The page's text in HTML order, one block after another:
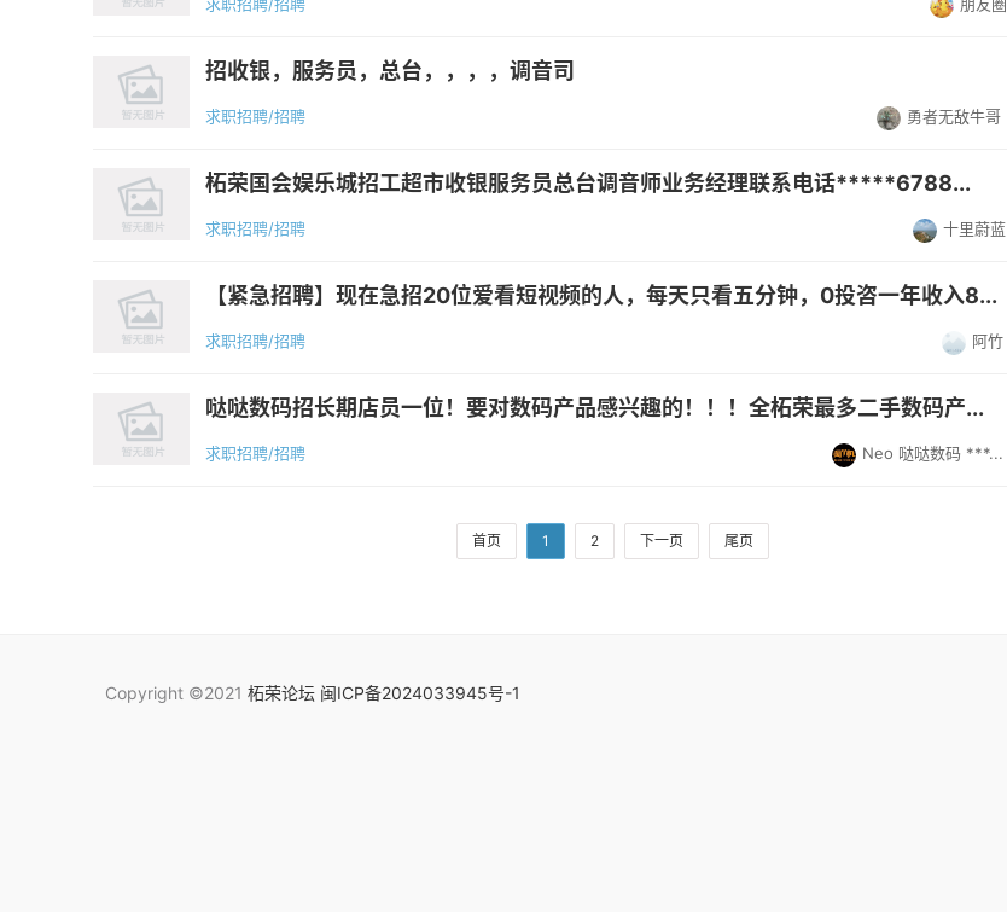
招收银，服务员，总台，，，，调音司
求职招聘/招聘 勇者无敌牛哥
柘荣国会娱乐城招工超市收银服务员总台调音师业务经理联系电话*****6788...
求职招聘/招聘 十里蔚蓝
【紧急招聘】现在急招20位爱看短视频的人，每天只看五分钟，0投咨一年收入8...
求职招聘/招聘 阿竹
哒哒数码招长期店员一位！要对数码产品感兴趣的！！！全柘荣最多二手数码产...
求职招聘/招聘 Neo 哒哒数码 ***...
首页 1 2 下一页 尾页
Copyright ©2021 柘荣论坛 闽ICP备2024033945号-1